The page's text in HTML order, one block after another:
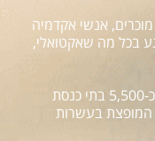
אנשי אקדמיה
בכל מה שאקטואלי,
השבועון מופץ בעשרות אלפי עותקים בכ-5,500 בתי כנסת
המופצת בעשרות